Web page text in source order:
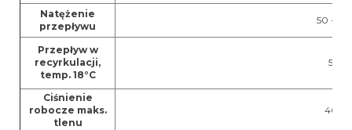
Natężenie
przepływu
50 - 60
Przepływ w
recyrkulacji,
temp. 18°C
55 l/h
Ciśnienie
robocze maks.
tlenu
40